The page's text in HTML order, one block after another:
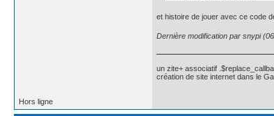
position:relative;
}
font-size:medium;
position:relative;
top:20px;
	display: none;
et histoire de jouer avec ce code
Dernière modification par snypi
un zite+ associatif
création de site internet dans le
Hors ligne